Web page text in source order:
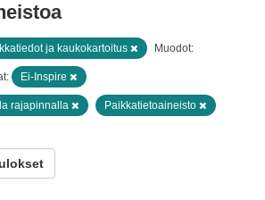
ja kaukokartoitus Muodot:
Ei-Inspire
rajapinnalla Paikkatietoaineisto